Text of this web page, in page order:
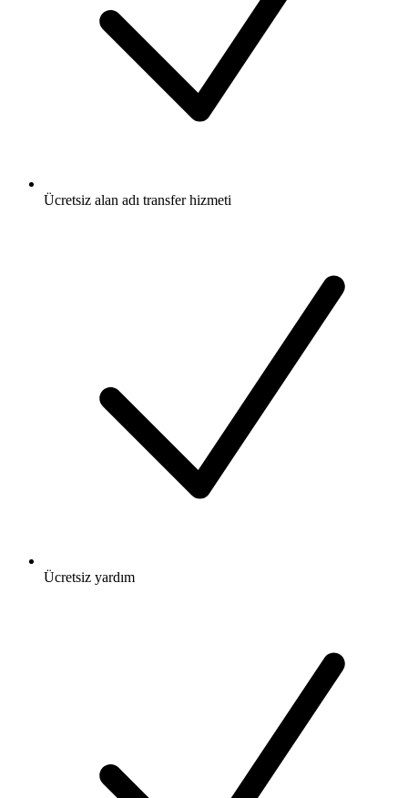
Ücretsiz alan adı transfer hizmeti
Ücretsiz yardım